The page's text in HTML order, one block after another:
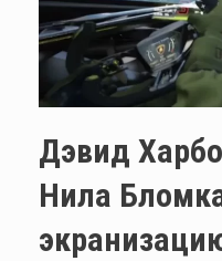
Дэвид
Нила